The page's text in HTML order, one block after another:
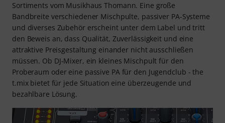
Sortiments vom Musikhaus Thomann. Eine große
Bandbreite verschiedener Mischpulte, passiver PA-Systeme
und diverses Zubehör erscheint unter dem Label und tritt
den Beweis an, dass Qualität, Zuverlässigkeit und eine
attraktive Preisgestaltung einander nicht ausschließen
müssen. Ob DJ-Mixer, ein kleines Mischpult für den
Proberaum oder eine passive PA für den Jugendclub - the
t.mix bietet für jede Situation eine überzeugende und
bezahlbare Lösung.